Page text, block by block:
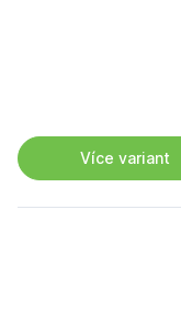
Více variant